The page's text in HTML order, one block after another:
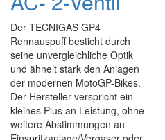
Der TECNIGAS GP4
Rennauspuff besticht durch
seine unvergleichliche Optik
und ähnelt stark den Anlagen
der modernen MotoGP-Bikes.
Der Hersteller verspricht ein
kleines Plus an Leistung, ohne
weitere Abstimmungen an